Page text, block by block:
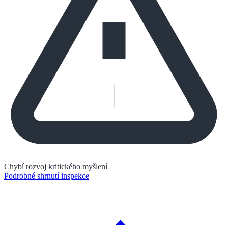
Chybí rozvoj kritického myšlení
Podrobné shrnutí inspekce